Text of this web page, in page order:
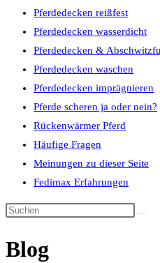
Pferdedecken reißfest
Pferdedecken wasserdicht
Pferdedecken &
Pferdedecken waschen
Pferdedecken imprägnieren
Pferde scheren ja oder nein?
Rückenwärmer Pferd
Häufige Fragen
Meinungen zu dieser Seite
Fedimax Erfahrungen
Diese
durchsuchen
Blog